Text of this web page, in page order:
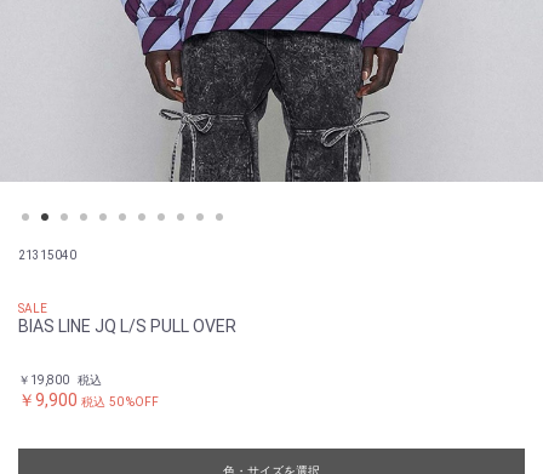
21315040
SALE
BIAS LINE JQ L/S PULL OVER
￥19,800 税込
￥9,900 税込 50 %OFF
色・サイズを選択